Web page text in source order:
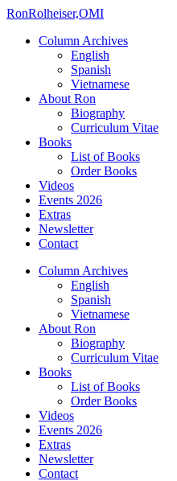
RonRolheiser,OMI
Column Archives
English
Spanish
Vietnamese
About Ron
Biography
Curriculum Vitae
Books
List of Books
Order Books
Videos
Events 2026
Extras
Newsletter
Contact
Column Archives
English
Spanish
Vietnamese
About Ron
Biography
Curriculum Vitae
Books
List of Books
Order Books
Videos
Events 2026
Extras
Newsletter
Contact